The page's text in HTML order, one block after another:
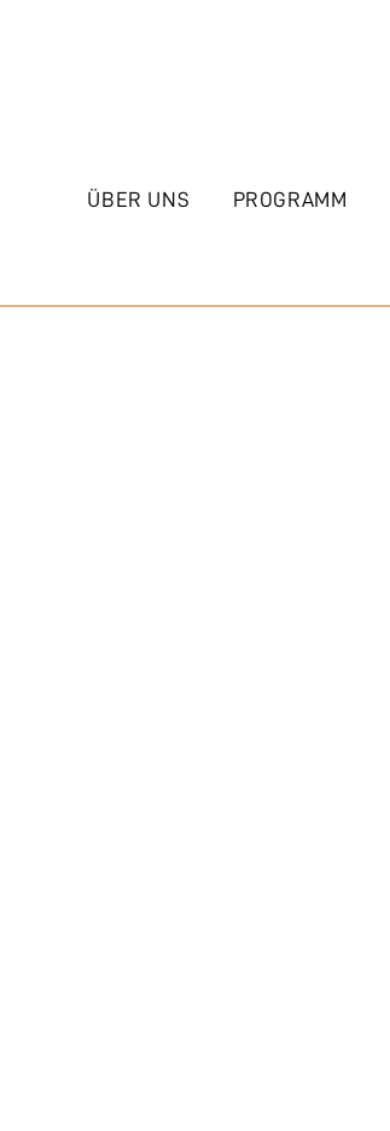
ÜBER UNS PROGRAMM